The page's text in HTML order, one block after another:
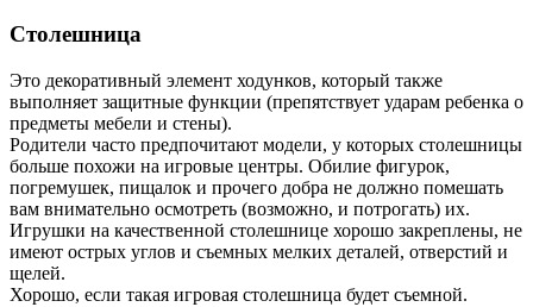
Столешница
Это декоративный элемент ходунков, который также
выполняет защитные функции (препятствует ударам ребенка о
предметы мебели и стены).
Родители часто предпочитают модели, у которых столешницы
больше похожи на игровые центры. Обилие фигурок,
погремушек, пищалок и прочего добра не должно помешать
вам внимательно осмотреть (возможно, и потрогать) их.
Игрушки на качественной столешнице хорошо закреплены, не
имеют острых углов и съемных мелких деталей, отверстий и
щелей.
Хорошо, если такая игровая столешница будет съемной.